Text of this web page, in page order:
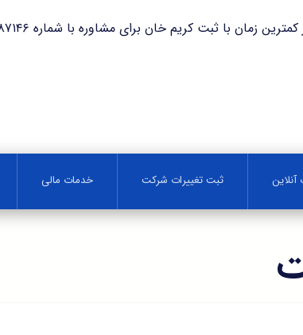
کریم خان برای مشاوره با شماره ۸۷۱۴۶ تماس حاصل فرمایید.
ثبت تغییرات شرکت خدمات مالی